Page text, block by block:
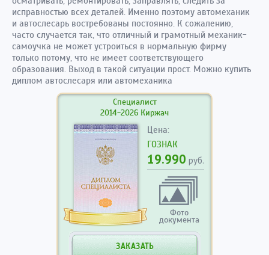
исправностью всех деталей. Именно поэтому автомеханик
и автослесарь востребованы постоянно. К сожалению,
часто случается так, что отличный и грамотный механик-
самоучка не может устроиться в нормальную фирму
только потому, что не имеет соответствующего
образования. Выход в такой ситуации прост. Можно купить
диплом автослесаря или автомеханика
Специалист
2014-2026 Киржач
Цена:
ГОЗНАК
19.990 руб.
Фото
документа
ЗАКАЗАТЬ